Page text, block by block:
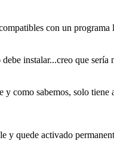
con un
instalar...creo que
como sabemos, solo tiene
y quede activado